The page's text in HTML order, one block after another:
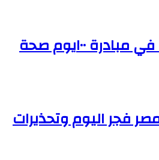
١٠٠يوم صحة
فجر اليوم وتحذيرات